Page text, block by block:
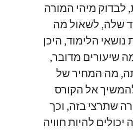
מיהי המורה
שלה, לשאול מה
הלימוד, היכן
שיעורים מדובר,
מה המחיר של
אל הקורס
שתרצי בזה, וכך
להיות חוויה